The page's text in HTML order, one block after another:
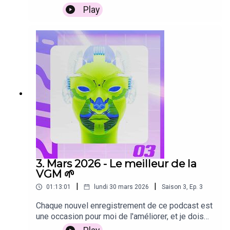
Thrill", ブレイクマイケース, MYUKKE.(00:46:47)
OFF Gridders"Never Come Back", ISART DIGITAL,
Hope", Sean Bialo(00:52:58) V LIBERTY 5"Final
Lap", MAR VISTA, HE KIM(00:55:17)
CHUNITHM"EFX", Avans(00:57:48)
Overwatch"Orion - English Version", YOASOBI
NTE10AM, 李天姿(00:14:11) Fatal Fury: City of the
TEAM(00:19:46) Wuthering Waves"To Hold You on
the Moon", Wuthering Waves, Gokou, Sammy
Clifford(00:22:38) Gitaroo-Man"'Bee' Jam Blues",
COIL(00:27:49) Outer Wilds"Travelers", Andrew
Prahlow(00:31:10) Soukh"Counting Grains", Noctis
Tide Studios, GAUTHAM PRASAD(00:34:43)
Resonance: A Plague Tale Legacy"The Land
(From Resonance: A Plague Tale Legacy)", Olivier
Deriviere, Vasiliki Anastasiou, Amalgamation
choir(00:37:47) CONTROL Resonant"Manalan
Mailla", CONTROL Resonant, Vilma Jää(00:41:00)
Mina The Hollower"Hollowers Guild", Jake
Kaufman(00:44:06) VA-11 Hall-A"Dancing in the
Rain", Garoad(00:48:25) Bubsy 4D"Metalurgia
Productions", Atari Music, Fat Bard(00:50:25) Fast
Cerda(00:53:12) Forza Horizon 6"Yuki Touge",
Forza Horizon, Urbandawn(00:57:48) Blue
Prince"Reclamation", Trigg & Gusset(01:02:29)
anticipé l'augmentation substantielle de ma
charge de travail avec le lancement de mon site
nowplaying.cool.Les journées me paraissent plus
courtes que jamais, alors que je publie en
moyenne 4 articles par jour en plus de ma journée
de travail. Ne vous prenez pas, je fais ça avec un
grand plaisir et une passion intacte. En tout cas,
j'ai encore eu largement le choix parmi les
morceaux que je m'étais mis de côté pour ce
nouvel épisode de mon podcast. Je ne suis pas
peu fier : la mixtape d'avril dure 1h00, tout
pile.Profitez-en bien, j'espère qu'elle vous
permettra de découvrir plein de chouettes
nouveautés. Je vous donne rendez-vous dans
quelques jours pour une petite annonce
concernant cette fois les abonnés au tier 3 du
Patreon 👀À ne pas rater : mon interview avec
VOLA default, compositrice sur Metal EdenLa
sélection du mois(00:00:00) Paranormasight: The
Seven Mysteries of Honjo"Crime Busting With a
Smile!", Hironori Itakura(00:05:45) Scritchy
Play
3. Mars 2026 - Le meilleur de la
VGM 🌱
01:13:01 | lundi 30 mars 2026 | Saison 3, Ep. 3
Chaque nouvel enregistrement de ce podcast est
une occasion pour moi de l'améliorer, et je dois
dire être très satisfait de la sélection de mars.